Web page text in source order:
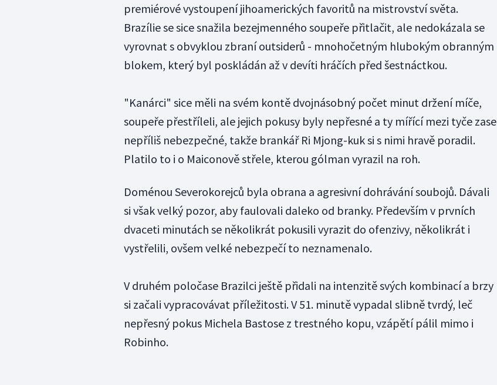
premiérové vystoupení jihoamerických favoritů na mistrovství světa.
Brazílie se sice snažila bezejmenného soupeře přitlačit, ale nedokázala se
vyrovnat s obvyklou zbraní outsiderů - mnohočetným hlubokým obranným
blokem, který byl poskládán až v devíti hráčích před šestnáctkou.
"Kanárci" sice měli na svém kontě dvojnásobný počet minut držení míče,
soupeře přestříleli, ale jejich pokusy byly nepřesné a ty mířící mezi tyče zase
nepříliš nebezpečné, takže brankář Ri Mjong-kuk si s nimi hravě poradil.
Platilo to i o Maiconově střele, kterou gólman vyrazil na roh.
Doménou Severokorejců byla obrana a agresivní dohrávání soubojů. Dávali
si však velký pozor, aby faulovali daleko od branky. Především v prvních
dvaceti minutách se několikrát pokusili vyrazit do ofenzivy, několikrát i
vystřelili, ovšem velké nebezpečí to neznamenalo.
V druhém poločase Brazilci ještě přidali na intenzitě svých kombinací a brzy
si začali vypracovávat příležitosti. V 51. minutě vypadal slibně tvrdý, leč
nepřesný pokus Michela Bastose z trestného kopu, vzápětí pálil mimo i
Robinho.